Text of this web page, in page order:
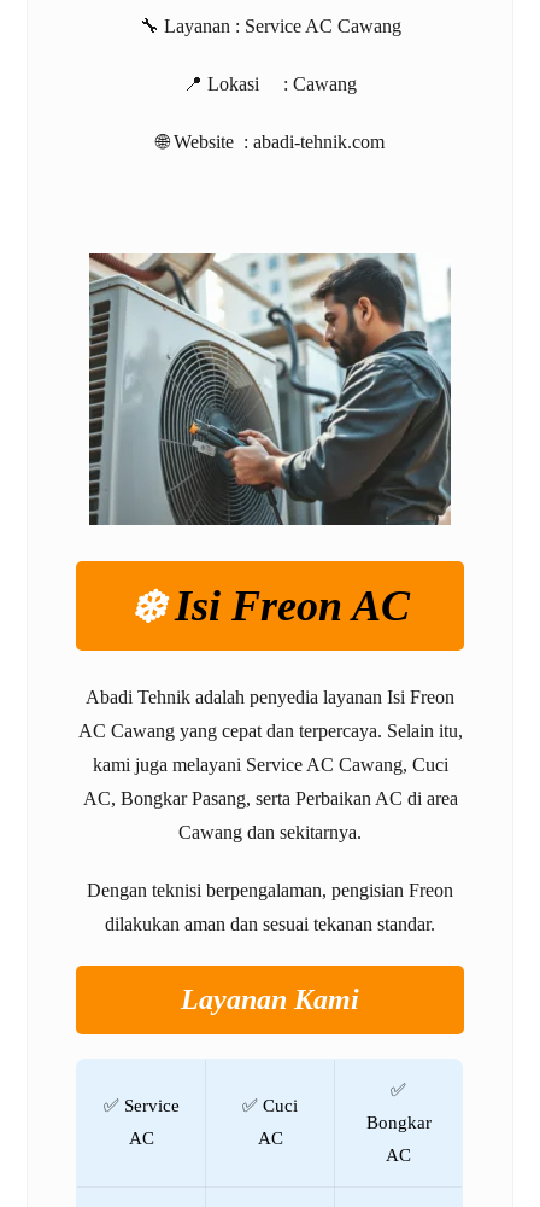
🔧 Layanan : Service AC Cawang
📍 Lokasi : Cawang
🌐 Website : abadi-tehnik.com
❄️Isi Freon AC
Abadi Tehnik adalah penyedia layanan Isi Freon
AC Cawang yang cepat dan terpercaya. Selain itu,
kami juga melayani Service AC Cawang, Cuci
AC, Bongkar Pasang, serta Perbaikan AC di area
Cawang dan sekitarnya.
Dengan teknisi berpengalaman, pengisian Freon
dilakukan aman dan sesuai tekanan standar.
Layanan Kami
✅ Service
AC
✅ Cuci
AC
✅
Bongkar
AC